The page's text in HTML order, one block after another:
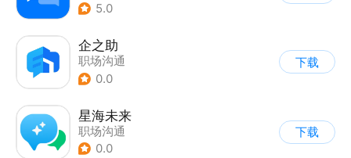
5.0
企之助
职场沟通
0.0
下载
星海未来
职场沟通
0.0
下载